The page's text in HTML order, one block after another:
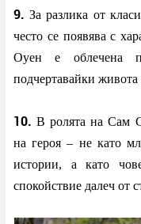
9.За разлика от
често се появява с
Оуен е облечена
подчертавайки живота
10.В ролята на Сам
на героя – не като
истории, а като
спокойствие далеч от